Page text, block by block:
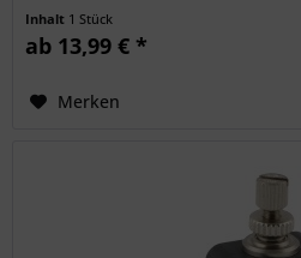
Inhalt 1 Stück
ab 13,99 € *
Merken